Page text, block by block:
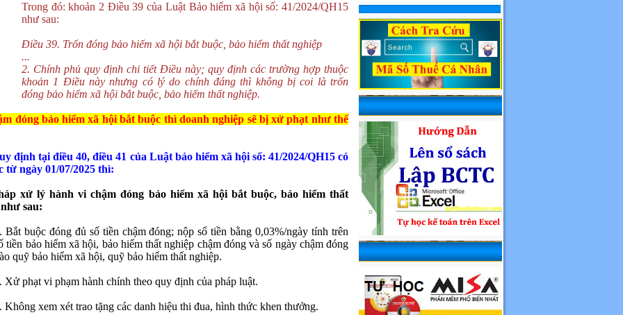
Trong đó: khoản 2 Điều 39 của Luật Bảo hiểm xã hội số: 41/2024/QH15
như sau:
Điều 39. Trốn đóng bảo hiểm xã hội bắt buộc, bảo hiểm thất nghiệp
...
2. Chính phủ quy định chi tiết Điều này; quy định các trường hợp thuộc
khoản 1 Điều này nhưng có lý do chính đáng thì không bị coi là trốn
đóng bảo hiểm xã hội bắt buộc, bảo hiểm thất nghiệp.
đóng bảo hiểm xã hội bắt buộc thì doanh nghiệp sẽ bị xử phạt như thế
định tại điều 40, điều 41 của Luật bảo hiểm xã hội số: 41/2024/QH15 có
từ ngày 01/07/2025 thì:
xử lý hành vi chậm đóng bảo hiểm xã hội bắt buộc, bảo hiểm thất
sau:
Bắt buộc đóng đủ số tiền chậm đóng; nộp số tiền bằng 0,03%/ngày tính trên
tiền bảo hiểm xã hội, bảo hiểm thất nghiệp chậm đóng và số ngày chậm đóng
quỹ bảo hiểm xã hội, quỹ bảo hiểm thất nghiệp.
Xử phạt vi phạm hành chính theo quy định của pháp luật.
Không xem xét trao tặng các danh hiệu thi đua, hình thức khen thưởng.